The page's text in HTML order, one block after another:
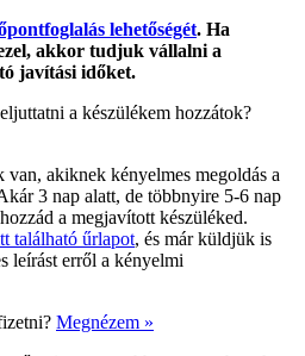
lehetőségét. Ha
akkor tudjuk vállalni a
javítási időket.
a készülékem hozzátok?
akiknek kényelmes megoldás a
3 nap alatt, de többnyire 5-6 nap
a megjavított készüléked.
található űrlapot, és már küldjük is
leírást erről a kényelmi
Megnézem »